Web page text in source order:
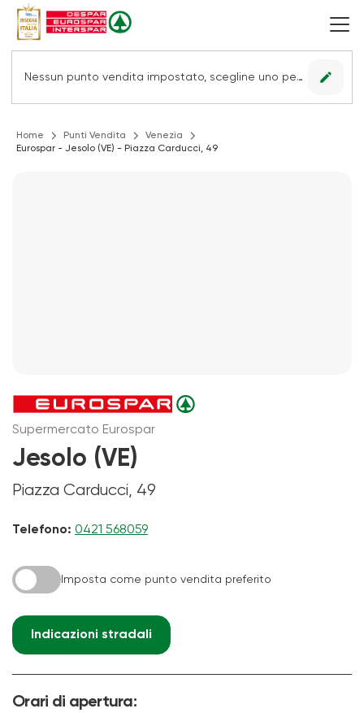
Nessun punto vendita impostato, scegline uno per vedere le offerte. edit
Home Punti Vendita
Venezia
Eurospar - Jesolo (VE) - Piazza Carducci, 49
Supermercato Eurospar
Jesolo (VE)
Piazza Carducci, 49
Telefono: 0421 568059
Imposta come punto vendita preferito
Indicazioni stradali
Orari di apertura: